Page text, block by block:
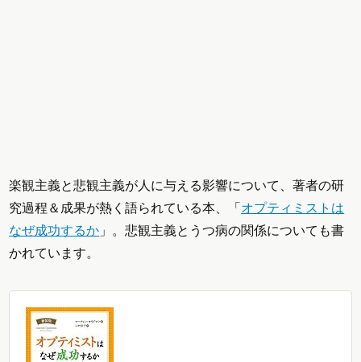
楽観主義と悲観主義が人に与える影響について、著者の研
究過程＆成果が熱く語られている本、「 オプティミストは
なぜ成功するか 」。悲観主義とうつ病の関係についても書
かれています。